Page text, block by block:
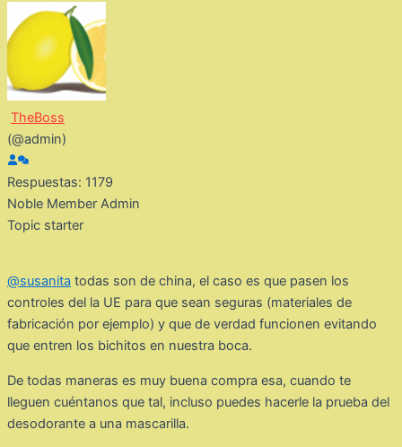
TheBoss
(@admin)
Respuestas: 1179
Noble Member Admin
Topic starter
@susanita todas son de china, el caso es que pasen los
controles del la UE para que sean seguras (materiales de
fabricación por ejemplo) y que de verdad funcionen evitando
que entren los bichitos en nuestra boca.
De todas maneras es muy buena compra esa, cuando te
lleguen cuéntanos que tal, incluso puedes hacerle la prueba del
desodorante a una mascarilla.